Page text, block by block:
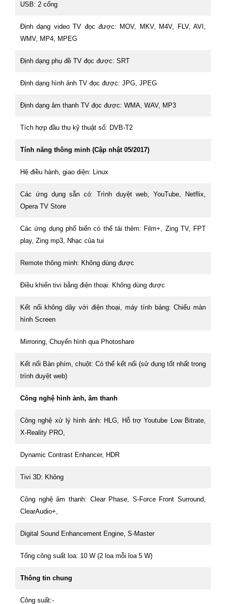
USB: 2 cổng
Định dạng video TV đọc được: MOV, MKV, M4V, FLV, AVI,
WMV, MP4, MPEG
Định dạng phụ đề TV đọc được: SRT
Định dạng hình ảnh TV đọc được: JPG, JPEG
Định dạng âm thanh TV đọc được: WMA, WAV, MP3
Tích hợp đầu thu kỹ thuật số: DVB-T2
Tính năng thông minh (Cập nhật 05/2017)
Hệ điều hành, giao diện: Linux
Các ứng dụng sẵn có: Trình duyệt web, YouTube, Netflix,
Opera TV Store
Các ứng dụng phổ biến có thể tải thêm: Film+, Zing TV, FPT
play, Zing mp3, Nhạc của tui
Remote thông minh: Không dùng được
Điều khiển tivi bằng điện thoại: Không dùng được
Kết nối không dây với điện thoại, máy tính bảng: Chiếu màn
hình Screen
Mirroring, Chuyển hình qua Photoshare
Kết nối Bàn phím, chuột: Có thể kết nối (sử dụng tốt nhất trong
trình duyệt web)
Công nghệ hình ảnh, âm thanh
Công nghệ xử lý hình ảnh: HLG, Hỗ trợ Youtube Low Bitrate,
X-Reality PRO,
Dynamic Contrast Enhancer, HDR
Tivi 3D: Không
Công nghệ âm thanh: Clear Phase, S-Force Front Surround,
ClearAudio+,
Digital Sound Enhancement Engine, S-Master
Tổng công suất loa: 10 W (2 loa mỗi loa 5 W)
Thông tin chung
Công suất:-